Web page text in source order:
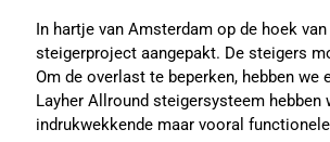
In hartje van Amsterdam op de hoek
steigerproject aangepakt. De steigers
Om de overlast te beperken, hebben
Layher Allround steigersysteem
indrukwekkende maar vooral